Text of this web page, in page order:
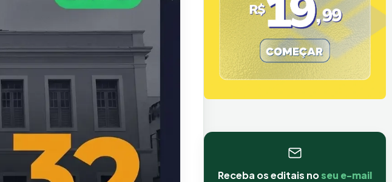
Receba os editais noseu e-mail